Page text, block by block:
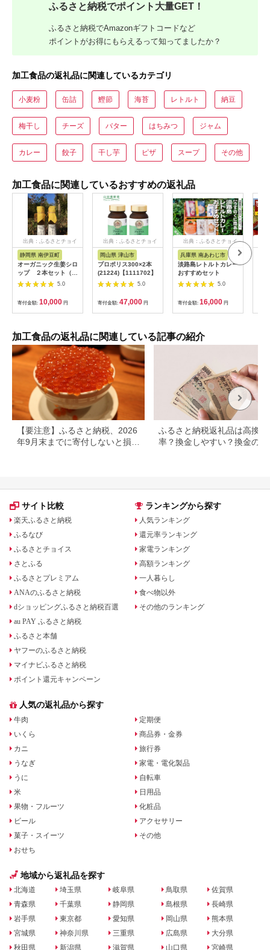
ふるさと納税でポイント大量GET！
ふるさと納税でAmazonギフトコードなど
ポイントがお得にもらえるって知ってましたか？
加工食品の返礼品に関連しているカテゴリ
小麦粉 缶詰 鰹節 海苔 レトルト 納豆
梅干し チーズ バター はちみつ ジャム
カレー 餃子 干し芋 ピザ スープ その他
加工食品に関連しているおすすめの返礼品
出典：ふるさとチョイ
静岡県 南伊豆町
オーガニック生姜シロ
ップ ２本セット（プ
レーン） 【 生姜 健
康 ジンジャーシロッ
プ ジンジャー しょう
が 生姜シロップ 】
<H-1>
5.0
寄付金額: 10,000 円
出典：ふるさとチョイ
岡山県 津山市
プロポリス300×2本
(21224)【1111702】
5.0
寄付金額: 47,000 円
出典：ふるさとチョイ
兵庫県 南あわじ市
淡路島レトルトカレー
おすすめセット
5.0
寄付金額: 16,000 円
加工食品の返礼品に関連している記事の紹介
【要注意】ふるさと納税、2026
年9月末までに寄付しないと損す
ふるさと納税返礼品は高換金
率？換金しやすい？換金の可
サイト比較
楽天ふるさと納税
ふるなび
ふるさとチョイス
さとふる
ふるさとプレミアム
ANAのふるさと納税
dショッピングふるさと納税百選
au PAY ふるさと納税
ふるさと本舗
ヤフーのふるさと納税
マイナビふるさと納税
ポイント還元キャンペーン
ランキングから探す
人気ランキング
還元率ランキング
家電ランキング
高額ランキング
一人暮らし
食べ物以外
その他のランキング
人気の返礼品から探す
牛肉
いくら
カニ
うなぎ
うに
米
果物・フルーツ
ビール
菓子・スイーツ
おせち
定期便
商品券・金券
旅行券
家電・電化製品
自転車
日用品
化粧品
アクセサリー
その他
地域から返礼品を探す
北海道
青森県
岩手県
宮城県
秋田県
埼玉県
千葉県
東京都
神奈川県
新潟県
岐阜県
静岡県
愛知県
三重県
滋賀県
鳥取県
島根県
岡山県
広島県
山口県
佐賀県
長崎県
熊本県
大分県
宮崎県